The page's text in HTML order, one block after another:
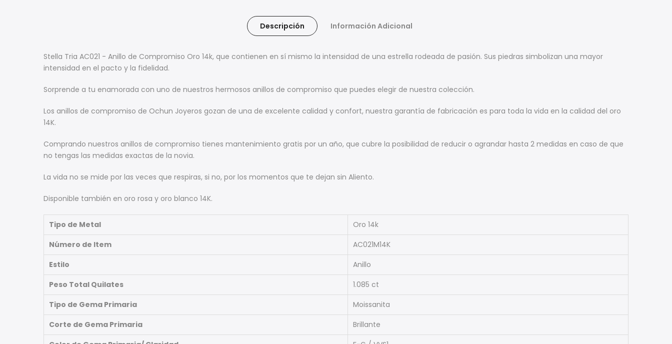
Descripción Información Adicional
Stella Tria AC021 - Anillo de Compromiso Oro 14k, que contienen en sí mismo la intensidad de una estrella rodeada de pasión. Sus piedras simbolizan una mayor
intensidad en el pacto y la fidelidad.
Sorprende a tu enamorada con uno de nuestros hermosos anillos de compromiso que puedes elegir de nuestra colección.
Los anillos de compromiso de Ochun Joyeros gozan de una de excelente calidad y confort, nuestra garantía de fabricación es para toda la vida en la calidad del oro
14K.
Comprando nuestros anillos de compromiso tienes mantenimiento gratis por un año, que cubre la posibilidad de reducir o agrandar hasta 2 medidas en caso de que
no tengas las medidas exactas de la novia.
La vida no se mide por las veces que respiras, si no, por los momentos que te dejan sin Aliento.
Disponible también en oro rosa y oro blanco 14K.
Tipo de Metal
Oro 14k
Número de Item
AC021M14K
Estilo
Anillo
Peso Total Quilates
1.085 ct
Tipo de Gema Primaria
Moissanita
Corte de Gema Primaria
Brillante